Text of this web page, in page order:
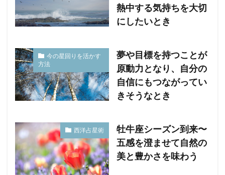
熱中する気持ちを大切
にしたいとき
今の星回りを活かす
方法
夢や目標を持つことが
原動力となり、自分の
自信にもつながってい
きそうなとき
西洋占星術
牡牛座シーズン到来〜
五感を澄ませて自然の
美と豊かさを味わう